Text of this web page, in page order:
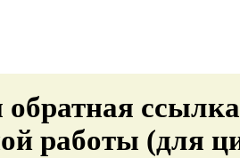
обратная
работы (для